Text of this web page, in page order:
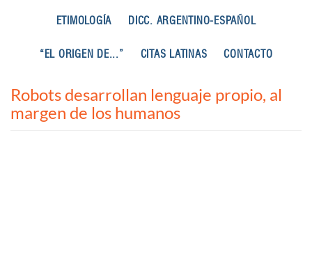
ETIMOLOGÍA DICC. ARGENTINO-ESPAÑOL
“EL ORIGEN DE...” CITAS LATINAS CONTACTO
Robots desarrollan lenguaje propio, al
margen de los humanos